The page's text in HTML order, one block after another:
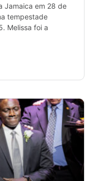
Jamaica em 28 de
tempestade
Melissa foi a